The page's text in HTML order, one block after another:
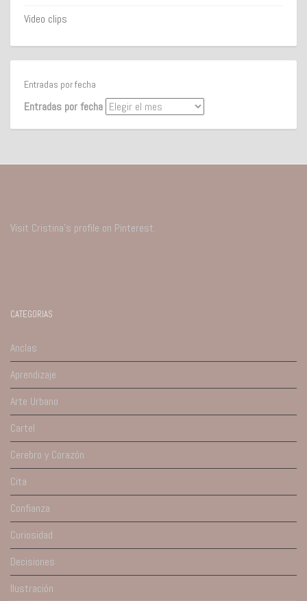
Video clips
Entradas por fecha
Entradas por fecha
Visit Cristina's profile on Pinterest.
CATEGORIAS
Anclas
Aprendizaje
Arte Urbano
Cartel
Cerebro y Corazón
Cita
Confianza
Curiosidad
Decisiones
Ilustración